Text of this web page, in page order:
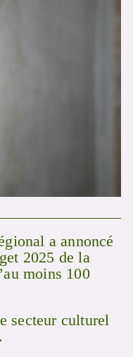
a annoncé
2025 de la
moins 100
secteur culturel